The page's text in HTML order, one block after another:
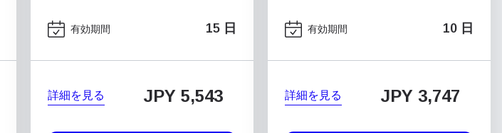
有効期間 15 日
詳細を見る JPY 5,543
有効期間 10 日
詳細を見る JPY 3,747